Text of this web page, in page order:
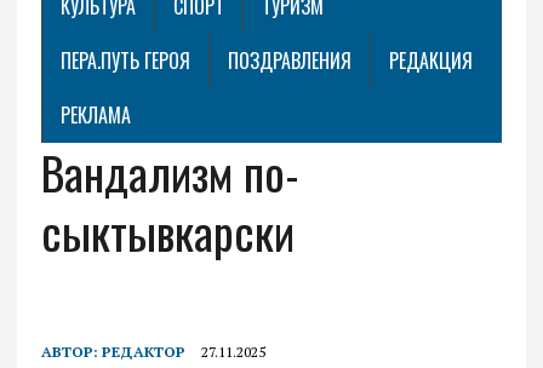
КУЛЬТУРА
СПОРТ
ТУРИЗМ
ПЕРА.ПУТЬ ГЕРОЯ
ПОЗДРАВЛЕНИЯ
РЕДАКЦИЯ
РЕКЛАМА
Вандализм по-
сыктывкарски
АВТОР: РЕДАКТОР 27.11.2025